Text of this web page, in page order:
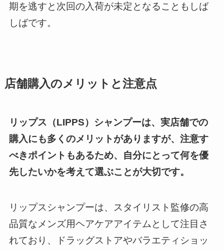
期を逃すと次回の入荷が未定となることもしば
しばです。
店舗購入のメリットと注意点
リップス（LIPPS）シャンプーは、実店舗での
購入にも多くのメリットがありますが、注意す
べきポイントもあるため、自分にとって何を優
先したいかを考えて選ぶことが大切です。
リップスシャンプーは、スタイリスト監修の高
品質なメンズ用ヘアケアアイテムとして注目さ
れており、ドラッグストアやバラエティショッ